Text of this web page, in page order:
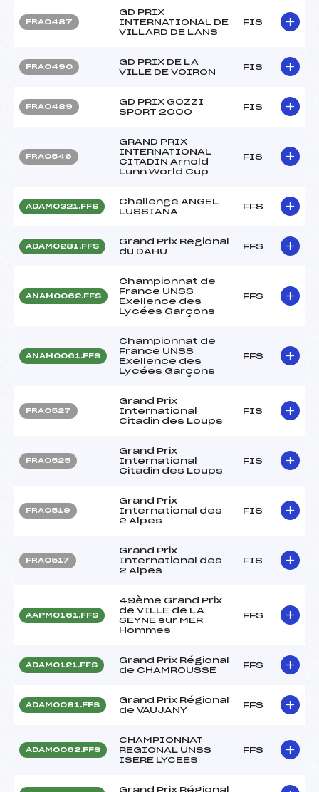
FRA0487
GD PRIX
INTERNATIONAL DE
VILLARD DE LANS
FIS
FRA0490
GD PRIX DE LA
VILLE DE VOIRON
FIS
FRA0489
GD PRIX GOZZI
SPORT 2000
FIS
FRA0546
GRAND PRIX
INTERNATIONAL
CITADIN Arnold
Lunn World Cup
FIS
ADAM0321.FFS
Challenge ANGEL
LUSSIANA
FFS
ADAM0281.FFS
Grand Prix Regional
du DAHU
FFS
ANAM0062.FFS
Championnat de
France UNSS
Exellence des
Lycées Garçons
FFS
ANAM0061.FFS
Championnat de
France UNSS
Exellence des
Lycées Garçons
FFS
FRA0527
Grand Prix
International
Citadin des Loups
FIS
FRA0525
Grand Prix
International
Citadin des Loups
FIS
FRA0519
Grand Prix
International des
2 Alpes
FIS
FRA0517
Grand Prix
International des
2 Alpes
FIS
AAPM0161.FFS
49ème Grand Prix
de VILLE de LA
SEYNE sur MER
Hommes
FFS
ADAM0121.FFS
Grand Prix Régional
de CHAMROUSSE
FFS
ADAM0081.FFS
Grand Prix Régional
de VAUJANY
FFS
ADAM0062.FFS
CHAMPIONNAT
REGIONAL UNSS
ISERE LYCEES
FFS
Grand Prix Régional